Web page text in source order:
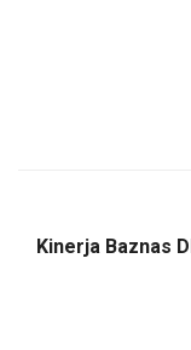
Kinerja Baznas